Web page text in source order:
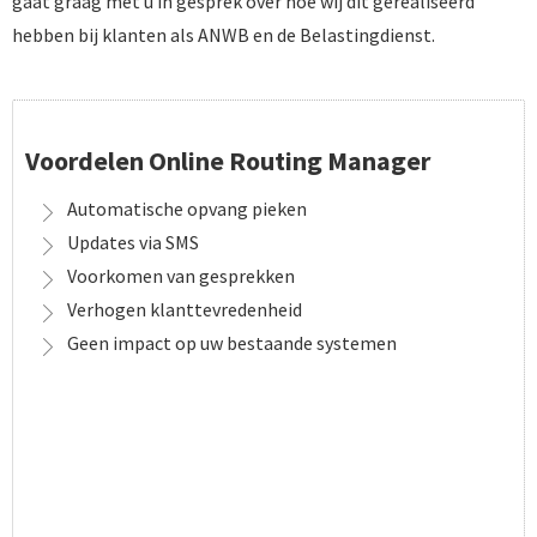
hebben bij klanten als ANWB en de Belastingdienst.
Voordelen Online Routing Manager
Automatische opvang pieken
Updates via SMS
Voorkomen van gesprekken
Verhogen klanttevredenheid
Geen impact op uw bestaande systemen